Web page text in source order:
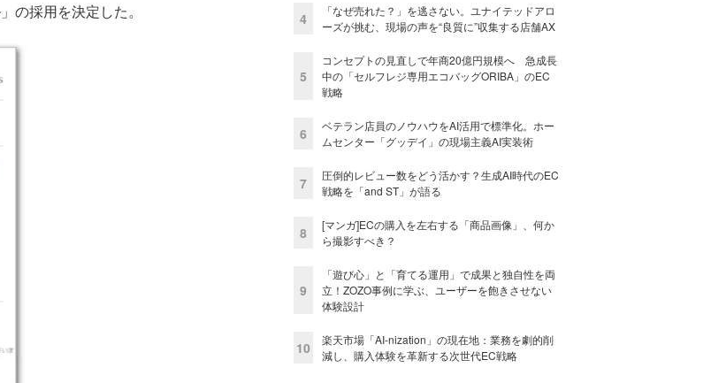
の採用を決定した。
4
「なぜ売れた？」を逃さない。ユナイテッドアロ
ーズが挑む、現場の声を“良質に”収集する店舗AX
5
コンセプトの見直しで年商20億円規模へ 急成長
中の「セルフレジ専用エコバッグORIBA」のEC
戦略
6
ベテラン店員のノウハウをAI活用で標準化。ホー
ムセンター「グッデイ」の現場主義AI実装術
7
圧倒的レビュー数をどう活かす？生成AI時代のEC
戦略を「and ST」が語る
8
[マンガ]ECの購入を左右する「商品画像」、何か
ら撮影すべき？
9
「遊び心」と「育てる運用」で成果と独自性を両
立！ZOZO事例に学ぶ、ユーザーを飽きさせない
体験設計
10
楽天市場「AI-nization」の現在地：業務を劇的削
減し、購入体験を革新する次世代EC戦略